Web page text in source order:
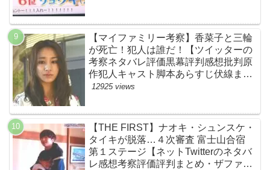
【マイファミリー考察】香菜子と三輪
が死亡！犯人は誰だ！【ツイッターの
考察ネタバレ評価黒幕評判感想批判原
作犯人キャスト脚本あらすじ伏線まと
め】
12925 views
【THE FIRST】ナオキ・シュンスケ・
タイキが脱落…４次審査 富士山合宿
第１ステージ【ネットTwitterのネタバ
レ感想考察評価評判まとめ・ザファー